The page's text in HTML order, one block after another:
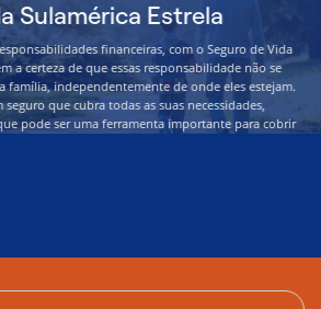
Sulamérica Estrela
financeiras, com o Seguro de Vida
a certeza de que essas responsabilidade não se
família, independentemente de onde eles estejam.
que cubra todas as suas necessidades,
pode ser uma ferramenta importante para cobrir